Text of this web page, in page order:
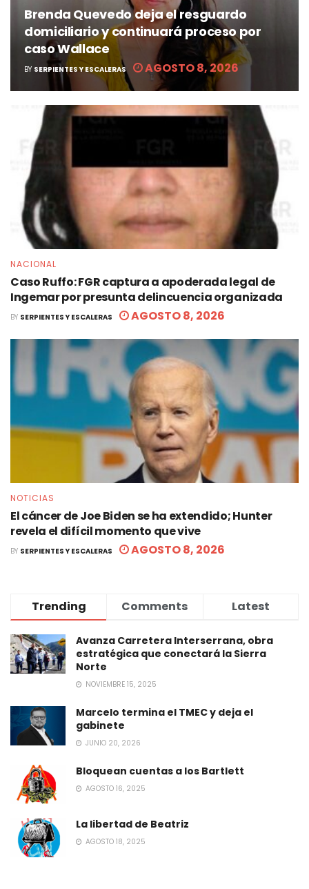
Brenda Quevedo deja el resguardo
domiciliario y continuará proceso por
caso Wallace
BY SERPIENTES Y ESCALERAS AGOSTO 8, 2026
NACIONAL
Caso Ruffo: FGR captura a apoderada legal de
Ingemar por presunta delincuencia organizada
BY SERPIENTES Y ESCALERAS AGOSTO 8, 2026
NOTICIAS
El cáncer de Joe Biden se ha extendido; Hunter
revela el difícil momento que vive
BY SERPIENTES Y ESCALERAS AGOSTO 8, 2026
Trending Comments Latest
Avanza Carretera Interserrana, obra
estratégica que conectará la Sierra
Norte
NOVIEMBRE 15, 2025
Marcelo termina el TMEC y deja el
gabinete
JUNIO 20, 2026
Bloquean cuentas a los Bartlett
AGOSTO 16, 2025
La libertad de Beatriz
AGOSTO 18, 2025